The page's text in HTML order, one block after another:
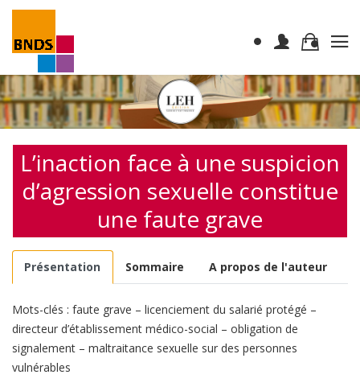
L’inaction face à une suspicion
d’agression sexuelle constitue
une faute grave
Présentation Sommaire A propos de l'auteur
Mots-clés : faute grave – licenciement du salarié protégé –
directeur d’établissement médico-social – obligation de
signalement – maltraitance sexuelle sur des personnes
vulnérables